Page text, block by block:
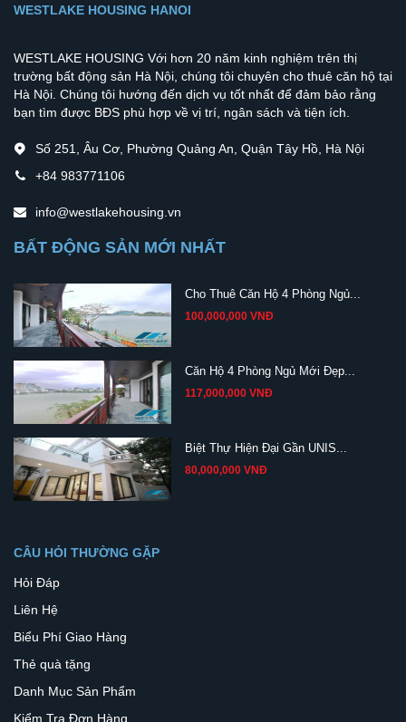
WESTLAKE HOUSING HANOI
WESTLAKE HOUSING Với hơn 20 năm kinh nghiệm trên thị
trường bất động sản Hà Nội, chúng tôi chuyên cho thuê căn hộ tại
Hà Nội. Chúng tôi hướng đến dịch vụ tốt nhất để đảm bảo rằng
bạn tìm được BĐS phù hợp về vị trí, ngân sách và tiện ích.
Số 251, Âu Cơ, Phường Quảng An, Quận Tây Hồ, Hà Nội
+84 983771106
info@westlakehousing.vn
BẤT ĐỘNG SẢN MỚI NHẤT
Cho Thuê Căn Hộ 4 Phòng Ngủ...
100,000,000 VNĐ
Căn Hộ 4 Phòng Ngủ Mới Đẹp...
117,000,000 VNĐ
Biệt Thự Hiện Đại Gần UNIS...
80,000,000 VNĐ
CÂU HỎI THƯỜNG GẶP
Hỏi Đáp
Liên Hệ
Biểu Phí Giao Hàng
Thẻ quà tặng
Danh Mục Sản Phẩm
Kiểm Tra Đơn Hàng